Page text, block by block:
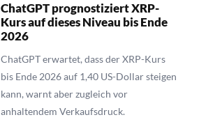
ChatGPT prognostiziert XRP-
Kurs auf dieses Niveau bis Ende
2026
ChatGPT erwartet, dass der XRP-Kurs
bis Ende 2026 auf 1,40 US-Dollar steigen
kann, warnt aber zugleich vor
anhaltendem Verkaufsdruck.